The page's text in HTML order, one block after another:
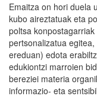
Emaitza on hori duela
kubo aireztatuak eta
poltsa
pertsonalizatua
ereduan) edota
edukiontzi marroien
bereziei materia
informazio- eta